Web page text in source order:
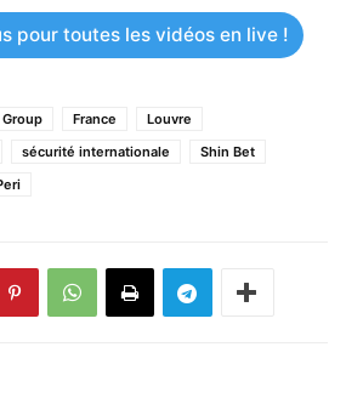
pour toutes les vidéos en live !
Group France
Louvre
sécurité internationale
Shin Bet